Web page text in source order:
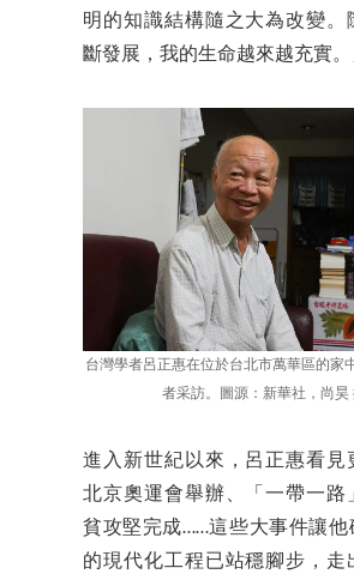
明的知識結構隨之大為改變。
斷發展，我的生命越來越充實。
台灣學者呂正惠在位於台北市萬華區的家
者采訪。圖源：新華社，尚昊
進入新世紀以來，呂正惠看見
北京奧運會舉辦、「一帶一路
貧攻堅完成……這些大事件讓他
的現代化工程已站穩腳步，走